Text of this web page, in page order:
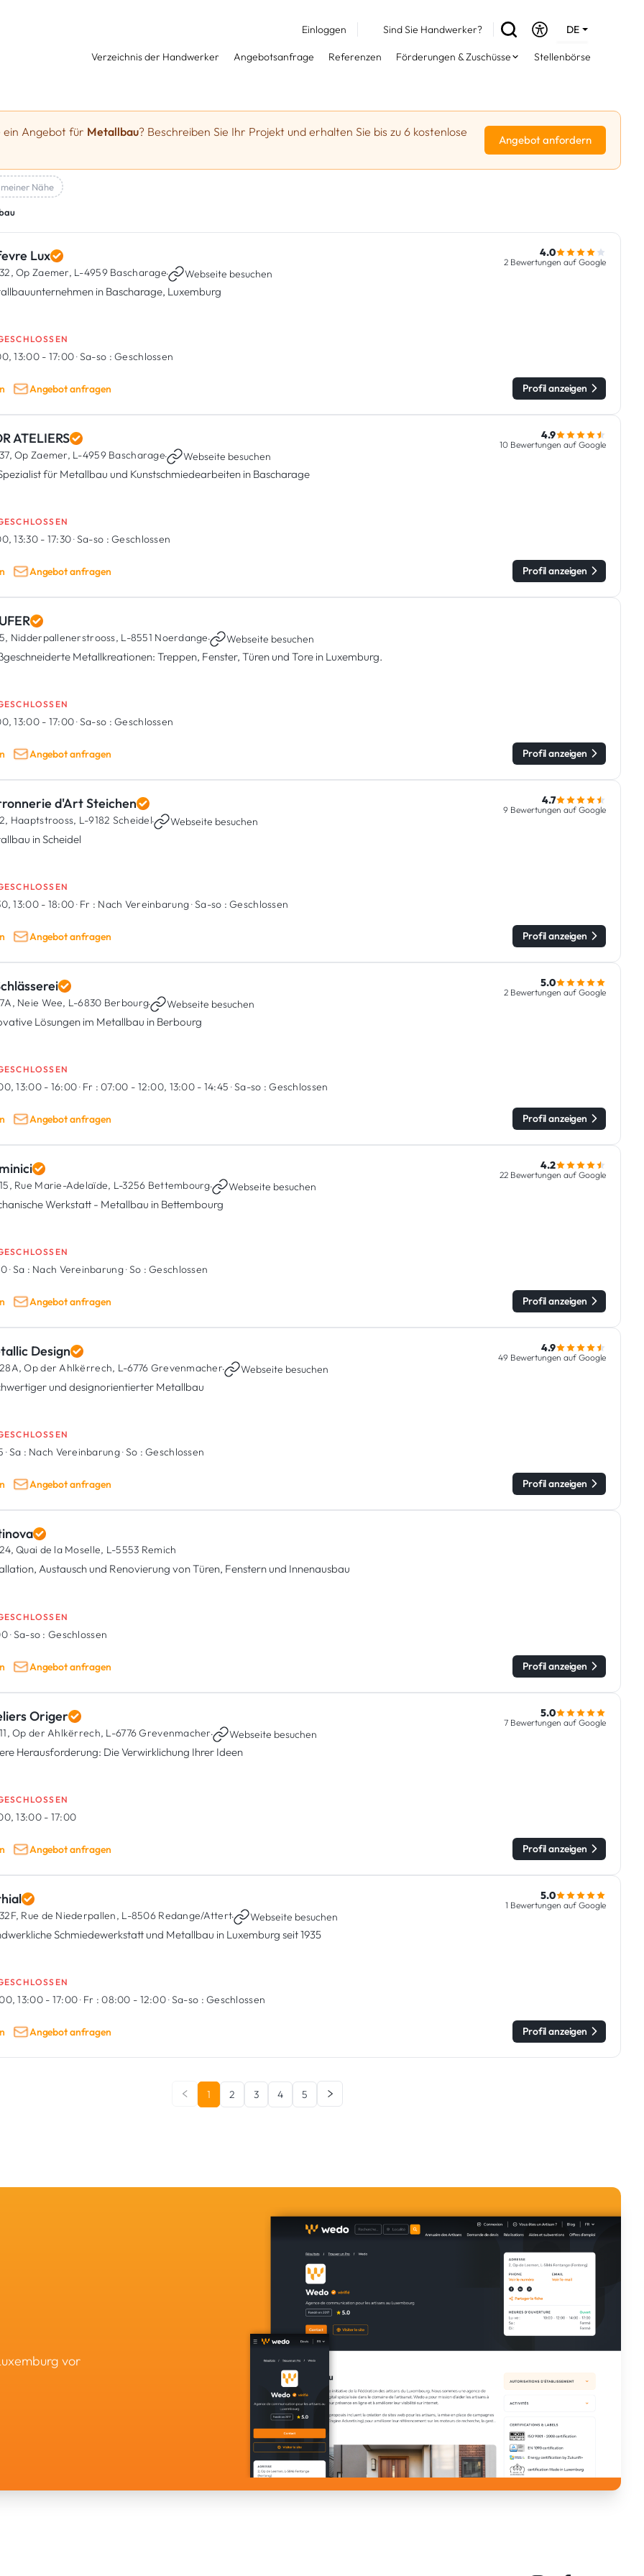
Einloggen Sind Sie Handwerker?
DE
EN
Verzeichnis der Handwerker Angebotsanfrage Referenzen Förderungen & Zuschüsse Stellenbörse
ein Angebot für Metallbau? Beschreiben Sie Ihr Projekt und erhalten Sie bis zu 6 kostenlose
Angebot anfordern
Nähe
Lux
32, Op Zaemer, L-4959 Bascharage· Webseite besuchen
in Bascharage, Luxemburg
4.0
2 Bewertungen auf Google
13:00 - 17:00·Sa-so : Geschlossen
Angebot anfragen Profil anzeigen
ATELIERS
37, Op Zaemer, L-4959 Bascharage· Webseite besuchen
für Metallbau und Kunstschmiedearbeiten in Bascharage
4.9
10 Bewertungen auf Google
13:30 - 17:30·Sa-so : Geschlossen
Angebot anfragen Profil anzeigen
5, Nidderpallenerstrooss, L-8551 Noerdange· Webseite besuchen
Metallkreationen: Treppen, Fenster, Türen und Tore in Luxemburg.
13:00 - 17:00·Sa-so : Geschlossen
Angebot anfragen Profil anzeigen
d'Art Steichen
2, Haaptstrooss, L-9182 Scheidel· Webseite besuchen
in Scheidel
4.7
9 Bewertungen auf Google
13:00 - 18:00· Fr : Nach Vereinbarung·Sa-so : Geschlossen
Angebot anfragen Profil anzeigen
7A, Neie Wee, L-6830 Berbourg· Webseite besuchen
Lösungen im Metallbau in Berbourg
5.0
2 Bewertungen auf Google
13:00 - 16:00· Fr : 07:00 - 12:00, 13:00 - 14:45·Sa-so : Geschlossen
Angebot anfragen Profil anzeigen
15, Rue Marie-Adelaïde, L-3256 Bettembourg· Webseite besuchen
Werkstatt - Metallbau in Bettembourg
4.2
22 Bewertungen auf Google
·Sa : Nach Vereinbarung·So : Geschlossen
Angebot anfragen Profil anzeigen
Design
28A, Op der Ahlkërrech, L-6776 Grevenmacher· Webseite besuchen
und designorientierter Metallbau
4.9
49 Bewertungen auf Google
·Sa : Nach Vereinbarung·So : Geschlossen
Angebot anfragen Profil anzeigen
24, Quai de la Moselle, L-5553 Remich
Austausch und Renovierung von Türen, Fenstern und Innenausbau
·Sa-so : Geschlossen
Angebot anfragen Profil anzeigen
Origer
11, Op der Ahlkërrech, L-6776 Grevenmacher· Webseite besuchen
Herausforderung: Die Verwirklichung Ihrer Ideen
5.0
7 Bewertungen auf Google
13:00 - 17:00
Angebot anfragen Profil anzeigen
32F, Rue de Niederpallen, L-8506 Redange/Attert· Webseite besuchen
Schmiedewerkstatt und Metallbau in Luxemburg seit 1935
5.0
1 Bewertungen auf Google
13:00 - 17:00· Fr : 08:00 - 12:00·Sa-so : Geschlossen
Angebot anfragen Profil anzeigen
1 2 3 4 5
vor